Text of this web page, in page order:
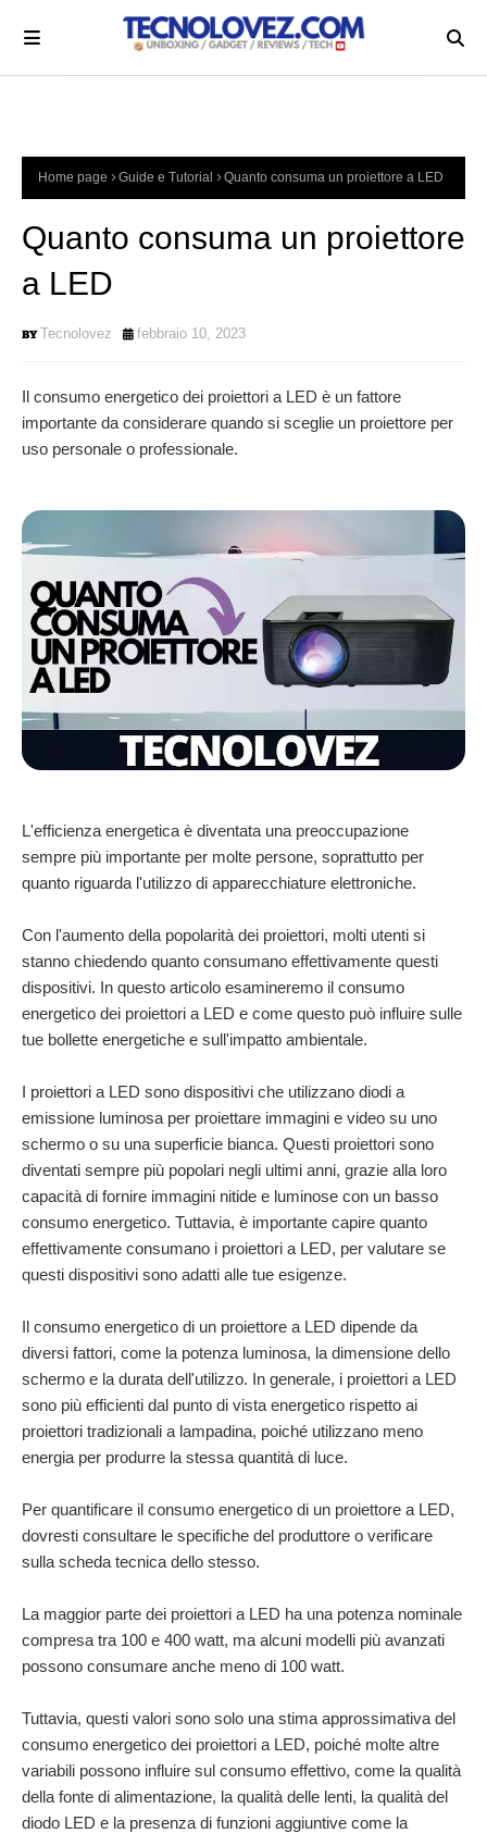
Home page Guide e Tutorial Quanto consuma un proiettore a LED
Quanto consuma un proiettore
a LED
Tecnolovez febbraio 10, 2023
Il consumo energetico dei proiettori a LED è un fattore
importante da considerare quando si sceglie un proiettore per
uso personale o professionale.
L'efficienza energetica è diventata una preoccupazione
sempre più importante per molte persone, soprattutto per
quanto riguarda l'utilizzo di apparecchiature elettroniche.
Con l'aumento della popolarità dei proiettori, molti utenti si
stanno chiedendo quanto consumano effettivamente questi
dispositivi. In questo articolo esamineremo il consumo
energetico dei proiettori a LED e come questo può influire sulle
tue bollette energetiche e sull'impatto ambientale.
I proiettori a LED sono dispositivi che utilizzano diodi a
emissione luminosa per proiettare immagini e video su uno
schermo o su una superficie bianca. Questi proiettori sono
diventati sempre più popolari negli ultimi anni, grazie alla loro
capacità di fornire immagini nitide e luminose con un basso
consumo energetico. Tuttavia, è importante capire quanto
effettivamente consumano i proiettori a LED, per valutare se
questi dispositivi sono adatti alle tue esigenze.
Il consumo energetico di un proiettore a LED dipende da
diversi fattori, come la potenza luminosa, la dimensione dello
schermo e la durata dell'utilizzo. In generale, i proiettori a LED
sono più efficienti dal punto di vista energetico rispetto ai
proiettori tradizionali a lampadina, poiché utilizzano meno
energia per produrre la stessa quantità di luce.
Per quantificare il consumo energetico di un proiettore a LED,
dovresti consultare le specifiche del produttore o verificare
sulla scheda tecnica dello stesso.
La maggior parte dei proiettori a LED ha una potenza nominale
compresa tra 100 e 400 watt, ma alcuni modelli più avanzati
possono consumare anche meno di 100 watt.
Tuttavia, questi valori sono solo una stima approssimativa del
consumo energetico dei proiettori a LED, poiché molte altre
variabili possono influire sul consumo effettivo, come la qualità
della fonte di alimentazione, la qualità delle lenti, la qualità del
diodo LED e la presenza di funzioni aggiuntive come la